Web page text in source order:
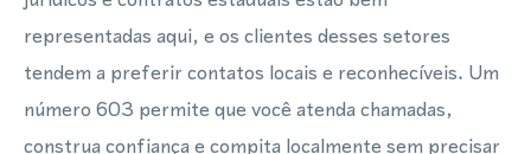
representadas aqui, e os clientes desses setores
tendem a preferir contatos locais e reconhecíveis. Um
número 603 permite que você atenda chamadas,
construa confiança e compita localmente sem precisar